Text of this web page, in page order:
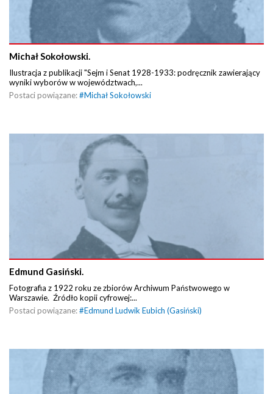
Michał Sokołowski.
Ilustracja z publikacji "Sejm i Senat 1928-1933: podręcznik zawierający
wyniki wyborów w województwach,...
Postaci powiązane:#Michał Sokołowski
Edmund Gasiński.
Fotografia z 1922 roku ze zbiorów Archiwum Państwowego w
Warszawie. Źródło kopii cyfrowej:...
Postaci powiązane:#Edmund Ludwik Eubich (Gasiński)